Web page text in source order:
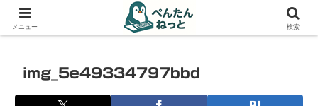
PCやガジェットの備忘録
img_5e49334797bbd
メニュー 検索